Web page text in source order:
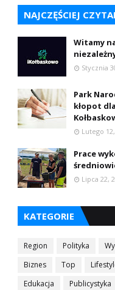
NAJCZĘŚCIEJ
Witamy
Stycznia
Park
kłopot
Lutego
Prace
Lipca 22,
KATEGORIE
Region Polityka
Biznes
Top
Edukacja
Publicystyka